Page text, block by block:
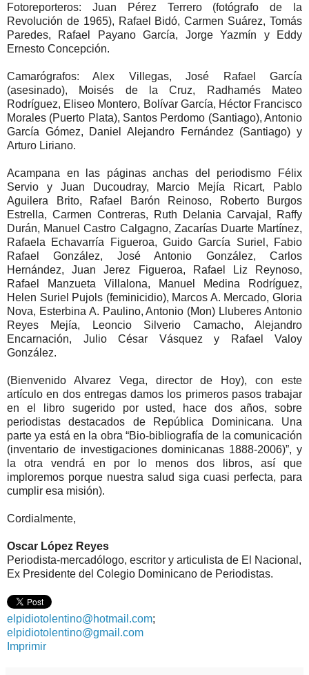
Fotoreporteros: Juan Pérez Terrero (fotógrafo de la
Revolución de 1965), Rafael Bidó, Carmen Suárez, Tomás
Paredes, Rafael Payano García, Jorge Yazmín y Eddy
Ernesto Concepción.
Camarógrafos: Alex Villegas, José Rafael García
(asesinado), Moisés de la Cruz, Radhamés Mateo
Rodríguez, Eliseo Montero, Bolívar García, Héctor Francisco
Morales (Puerto Plata), Santos Perdomo (Santiago), Antonio
García Gómez, Daniel Alejandro Fernández (Santiago) y
Arturo Liriano.
Acampana en las páginas anchas del periodismo Félix
Servio y Juan Ducoudray, Marcio Mejía Ricart, Pablo
Aguilera Brito, Rafael Barón Reinoso, Roberto Burgos
Estrella, Carmen Contreras, Ruth Delania Carvajal, Raffy
Durán, Manuel Castro Calgagno, Zacarías Duarte Martínez,
Rafaela Echavarría Figueroa, Guido García Suriel, Fabio
Rafael González, José Antonio González, Carlos
Hernández, Juan Jerez Figueroa, Rafael Liz Reynoso,
Rafael Manzueta Villalona, Manuel Medina Rodríguez,
Helen Suriel Pujols (feminicidio), Marcos A. Mercado, Gloria
Nova, Esterbina A. Paulino, Antonio (Mon) Lluberes Antonio
Reyes Mejía, Leoncio Silverio Camacho, Alejandro
Encarnación, Julio César Vásquez y Rafael Valoy
González.
(Bienvenido Alvarez Vega, director de Hoy), con este
artículo en dos entregas damos los primeros pasos trabajar
en el libro sugerido por usted, hace dos años, sobre
periodistas destacados de República Dominicana. Una
parte ya está en la obra “Bio-bibliografía de la comunicación
(inventario de investigaciones dominicanas 1888-2006)”, y
la otra vendrá en por lo menos dos libros, así que
imploremos porque nuestra salud siga cuasi perfecta, para
cumplir esa misión).
Cordialmente,
Oscar López Reyes
Periodista-mercadólogo, escritor y articulista de El Nacional,
Ex Presidente del Colegio Dominicano de Periodistas.
elpidiotolentino@hotmail.com;
elpidiotolentino@gmail.com
Imprimir